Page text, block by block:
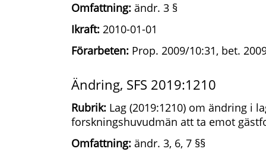
Omfattning: ändr. 3 §
Ikraft: 2010-01-01
Förarbeten: Prop. 2009/10:31, bet.
Ändring, SFS 2019:1210
Rubrik: Lag (2019:1210) om ändring i
forskningshuvudmän att ta emot
Omfattning: ändr. 3, 6, 7 §§